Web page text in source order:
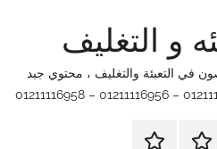
و التغليف
في التعبئة والتغليف ، محتوي جبد
اتصل
اتـصـل